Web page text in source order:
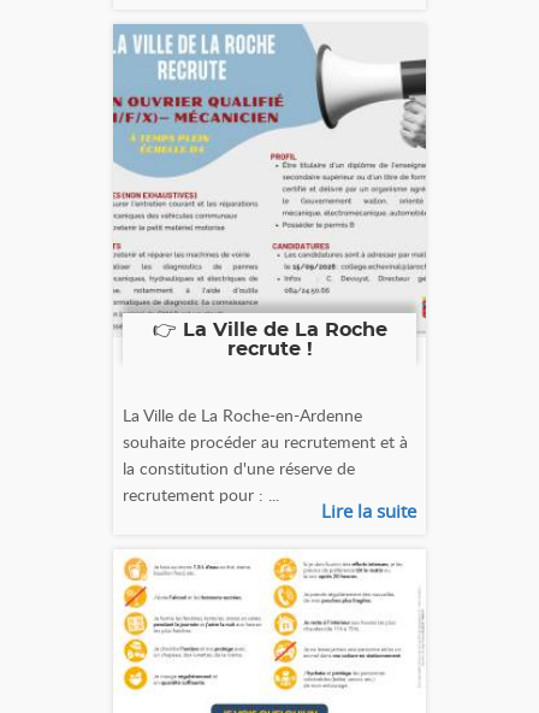
👉 La Ville de La Roche
recrute !
La Ville de La Roche-en-Ardenne
souhaite procéder au recrutement et à
la constitution d'une réserve de
recrutement pour : ...
Lire la suite